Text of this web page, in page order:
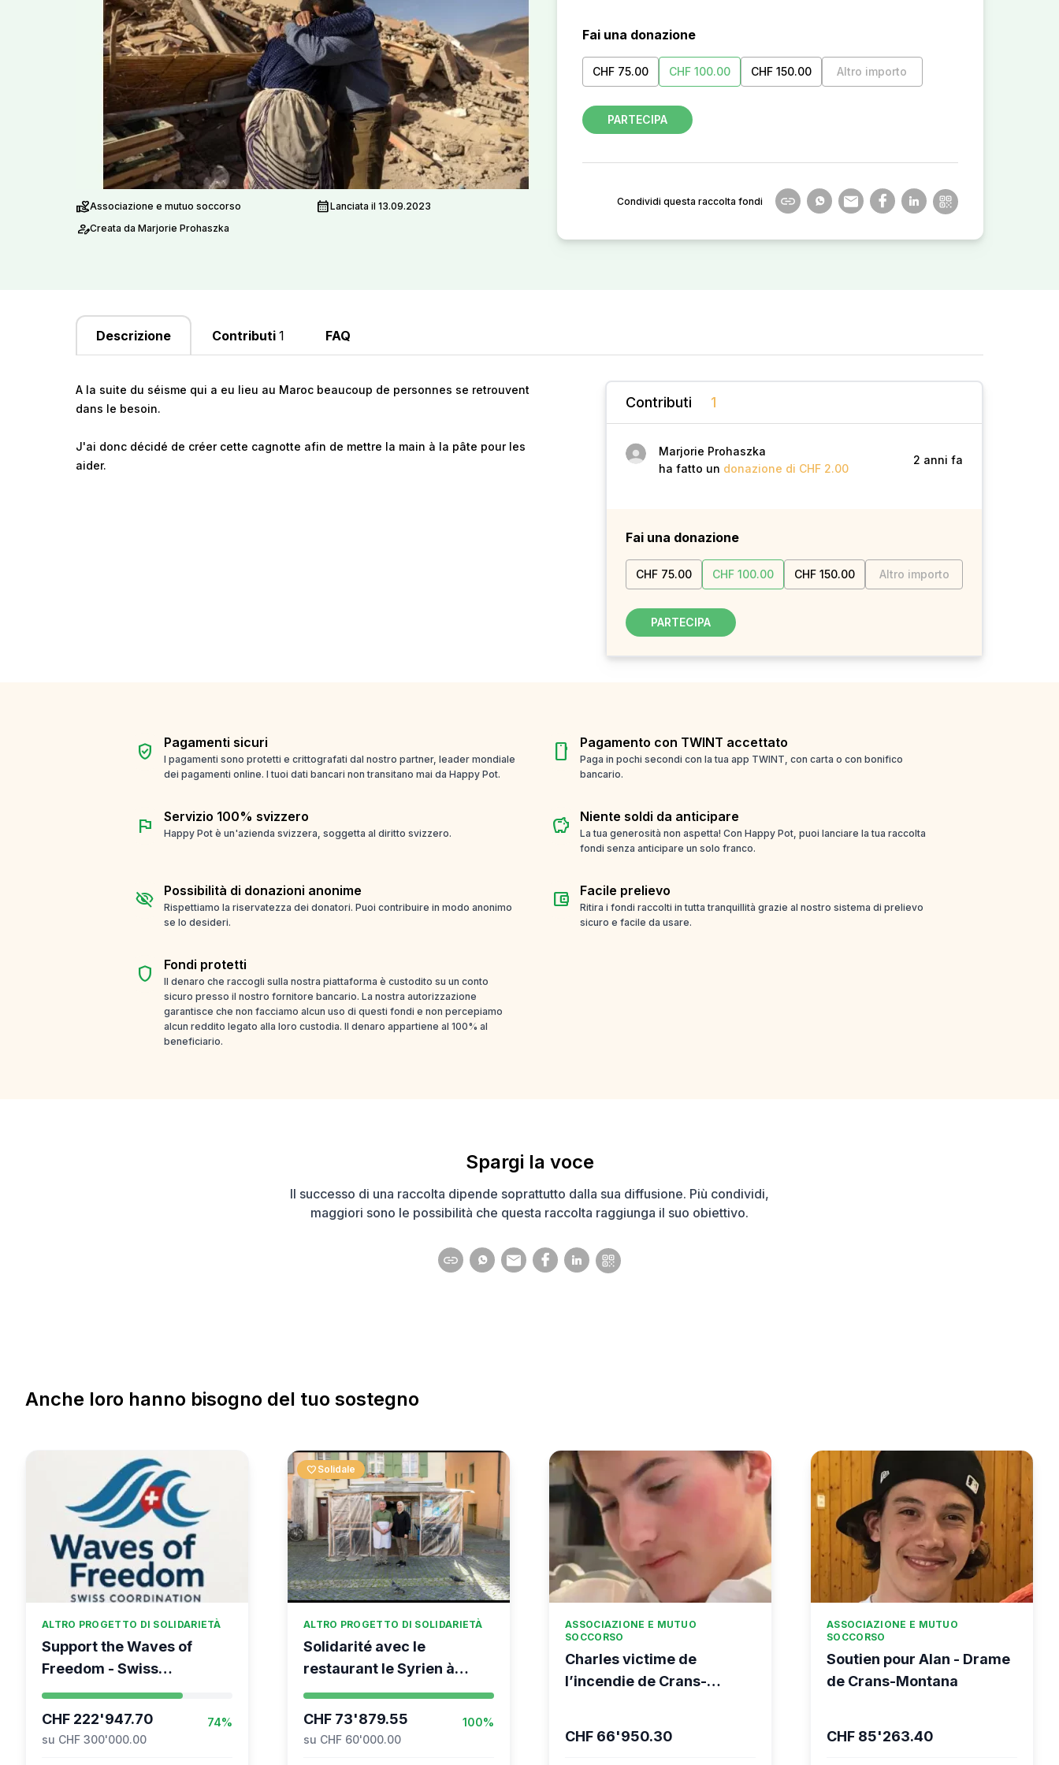
volunteer_activismAssociazione e mutuo soccorso calendar_monthLanciata il 13.09.2023
person_editCreata da Marjorie Prohaszka
Fai una donazione
CHF 75.00 CHF 100.00 CHF 150.00 Altro importo
PARTECIPA
Condividi questa raccolta fondi
Descrizione Contributi 1 FAQ
A la suite du séisme qui a eu lieu au Maroc beaucoup de personnes se retrouvent
dans le besoin.
J'ai donc décidé de créer cette cagnotte afin de mettre la main à la pâte pour les
aider.
Contributi 1
Marjorie Prohaszka
ha fatto un donazione di CHF 2.00
2 anni fa
Fai una donazione
CHF 75.00 CHF 100.00 CHF 150.00 Altro importo
PARTECIPA
verified_user Pagamenti sicuri
I pagamenti sono protetti e crittografati dal nostro partner, leader mondiale
dei pagamenti online. I tuoi dati bancari non transitano mai da Happy Pot.
smartphone Pagamento con TWINT accettato
Paga in pochi secondi con la tua app TWINT, con carta o con bonifico
bancario.
flag Servizio 100% svizzero
Happy Pot è un'azienda svizzera, soggetta al diritto svizzero. savings Niente soldi da anticipare
La tua generosità non aspetta! Con Happy Pot, puoi lanciare la tua raccolta
fondi senza anticipare un solo franco.
visibility_off Possibilità di donazioni anonime
Rispettiamo la riservatezza dei donatori. Puoi contribuire in modo anonimo
se lo desideri.
account_balance_wallet Facile prelievo
Ritira i fondi raccolti in tutta tranquillità grazie al nostro sistema di prelievo
sicuro e facile da usare.
shield Fondi protetti
Il denaro che raccogli sulla nostra piattaforma è custodito su un conto
sicuro presso il nostro fornitore bancario. La nostra autorizzazione
garantisce che non facciamo alcun uso di questi fondi e non percepiamo
alcun reddito legato alla loro custodia. Il denaro appartiene al 100% al
beneficiario.
Spargi la voce
Il successo di una raccolta dipende soprattutto dalla sua diffusione. Più condividi,
maggiori sono le possibilità che questa raccolta raggiunga il suo obiettivo.
Anche loro hanno bisogno del tuo sostegno
ALTRO PROGETTO DI SOLIDARIETÀ
Support the Waves of
Freedom - Swiss
coordination for the Global
Movement to Gaza
CHF 222'947.70
74%
su CHF 300'000.00
favorite Solidale
ALTRO PROGETTO DI SOLIDARIETÀ
Solidarité avec le
restaurant le Syrien à
Vevey
CHF 73'879.55
100%
su CHF 60'000.00
ASSOCIAZIONE E MUTUO
SOCCORSO
Charles victime de
l’incendie de Crans-
CHF 66'950.30
ASSOCIAZIONE E MUTUO
SOCCORSO
Soutien pour Alan - Drame
de Crans-Montana
CHF 85'263.40